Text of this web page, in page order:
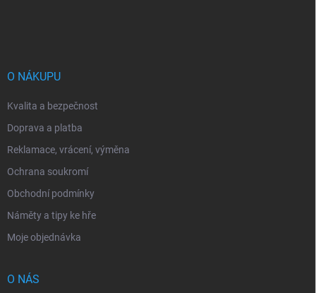
O NÁKUPU
Kvalita a bezpečnost
Doprava a platba
Reklamace, vrácení, výměna
Ochrana soukromí
Obchodní podmínky
Náměty a tipy ke hře
Moje objednávka
O NÁS